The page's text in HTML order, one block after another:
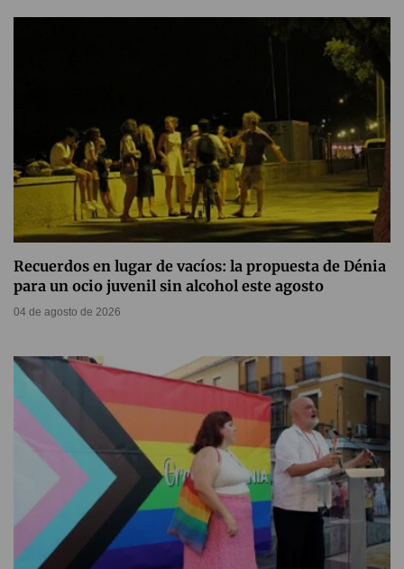
Recuerdos en lugar de vacíos: la propuesta de Dénia
para un ocio juvenil sin alcohol este agosto
04 de agosto de 2026